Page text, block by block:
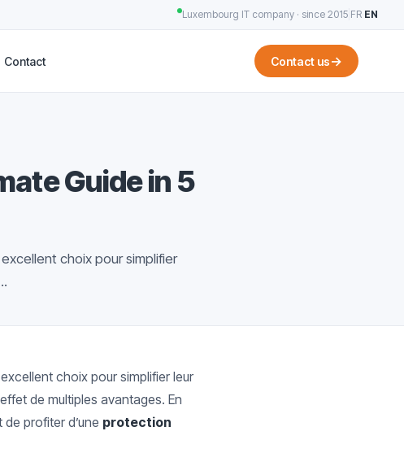
Luxembourg IT company · since 2015 FR EN
Contact Contact us→
Guide in 5
choix pour simplifier
choix pour simplifier leur
de multiples avantages. En
profiter d’une protection